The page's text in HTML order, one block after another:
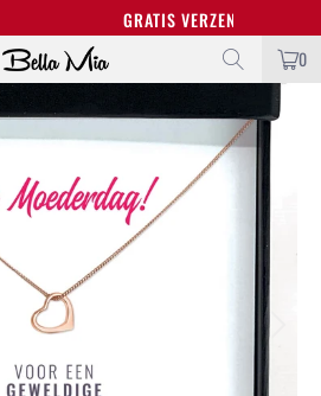
GRATIS VERZENDING BOVEN
0